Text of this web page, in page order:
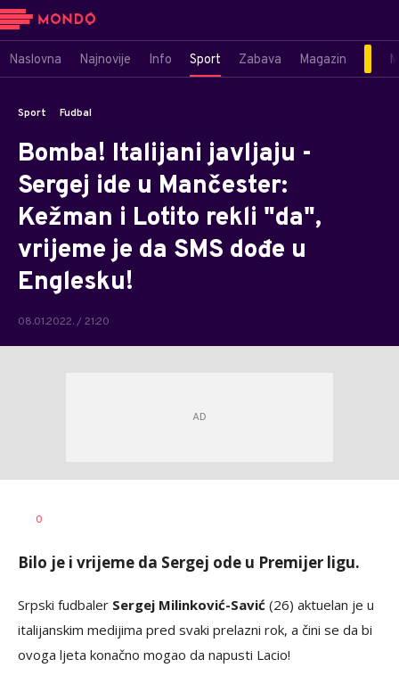
Naslovna Najnovije Info Sport Zabava Magazin
Sport Fudbal
Bomba! Italijani javljaju -
Sergej ide u Mančester:
Kežman i Lotito rekli "da",
vrijeme je da SMS dođe u
Englesku!
08.01.2022. / 21:20
AUTOR
0
Bilo je i vrijeme da Sergej ode u Premijer ligu.
Srpski fudbaler Sergej Milinković-Savić (26) aktuelan je u
italijanskim medijima pred svaki prelazni rok, a čini se da bi
ovoga ljeta konačno mogao da napusti Lacio!